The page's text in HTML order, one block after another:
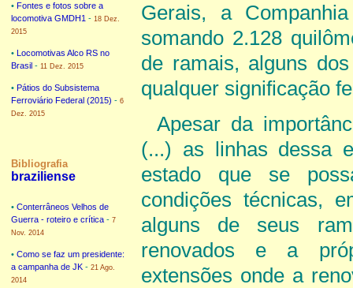
• Fontes e fotos sobre a
locomotiva GMDH1 - 18 Dez.
2015
• Locomotivas Alco RS no
Brasil - 11 Dez. 2015
• Pátios do Subsistema
Ferroviário Federal (2015) - 6
Dez. 2015
Bibliografia
braziliense
• Conterrâneos Velhos de
Guerra - roteiro e crítica - 7
Nov. 2014
• Como se faz um presidente:
a campanha de JK - 21 Ago.
2014
Gerais, a
somando 2.128
de ramais, alguns
qualquer significação
Apesar da
(...) as linhas dessa
estado que se
condições técnicas,
alguns de seus
renovados e a
extensões onde a